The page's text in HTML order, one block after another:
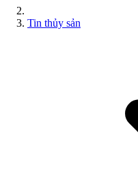
Tin thủy sản